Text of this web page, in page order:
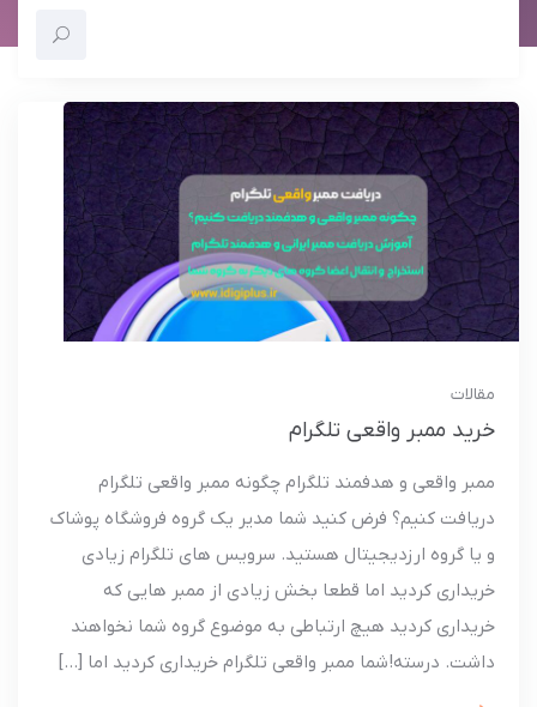
مقالات
خرید ممبر واقعی تلگرام
ممبر واقعی و هدفمند تلگرام چگونه ممبر واقعی تلگرام
دریافت کنیم؟ فرض کنید شما مدیر یک گروه فروشگاه پوشاک
و یا گروه ارزدیجیتال هستید. سرویس های تلگرام زیادی
خریداری کردید اما قطعا بخش زیادی از ممبر هایی که
خریداری کردید هیچ ارتباطی به موضوع گروه شما نخواهند
داشت. درسته! شما ممبر واقعی تلگرام خریداری کردید اما […]